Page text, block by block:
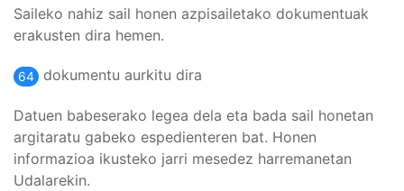
Saileko nahiz sail honen azpisailetako dokumentuak
erakusten dira hemen.
64 dokumentu aurkitu dira
Datuen babeserako legea dela eta bada sail honetan
argitaratu gabeko espedienteren bat. Honen
informazioa ikusteko jarri mesedez harremanetan
Udalarekin.